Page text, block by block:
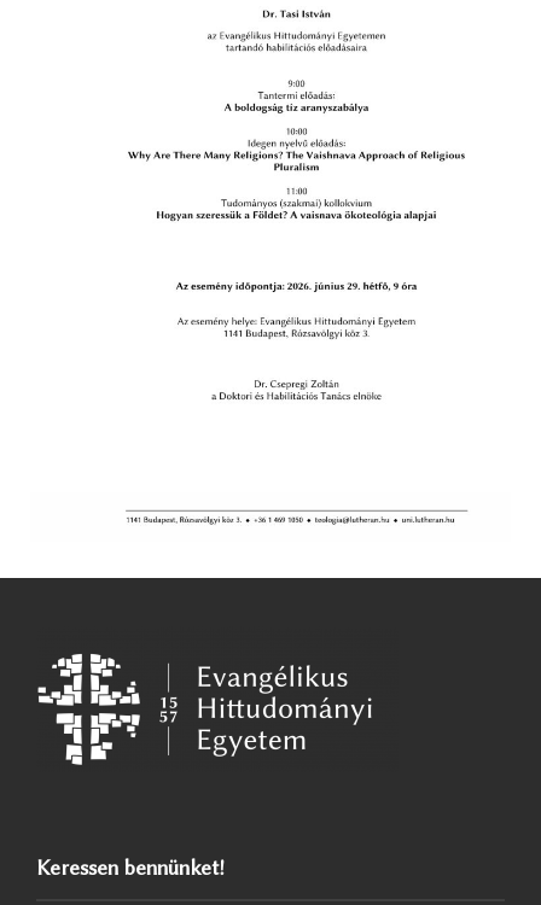
Keressen bennünket!